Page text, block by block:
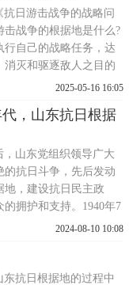
日游击战争的战略问
击战争的根据地是什么?
行自己的战略任务，达
消灭和驱逐敌人之目的
卓绝的抗日战争中，中
，成为保存我党我军有
者的重要依托。在这
地军民
2025-05-16 16:05
，山东抗日根据
，山东党组织领导广大
的抗日斗争，先后发动
地，建设抗日民主政
拥护和支持。1940年7
推行委员会(以下简称省
省战工会颁布了根据地
东省战时施政纲领》，
2024-08-10 10:08
抗日根据地的过程中